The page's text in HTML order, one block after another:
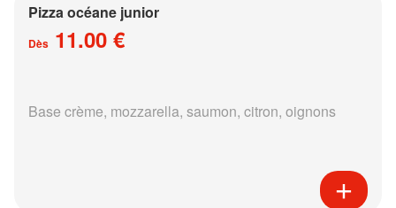
Pizza océane junior
Dès 11.00 €
Base crème, mozzarella, saumon, citron, oignons